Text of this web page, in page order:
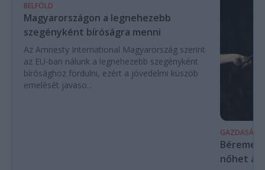
BELFÖLD
Magyarországon a legnehezebb
szegényként bíróságra menni
Az Amnesty International Magyarország szerint
az EU-ban nálunk a legnehezebb szegényként
bírósághoz fordulni, ezért a jövedelmi küszöb
emelését javaso...
GAZDASÁG
nőhet a